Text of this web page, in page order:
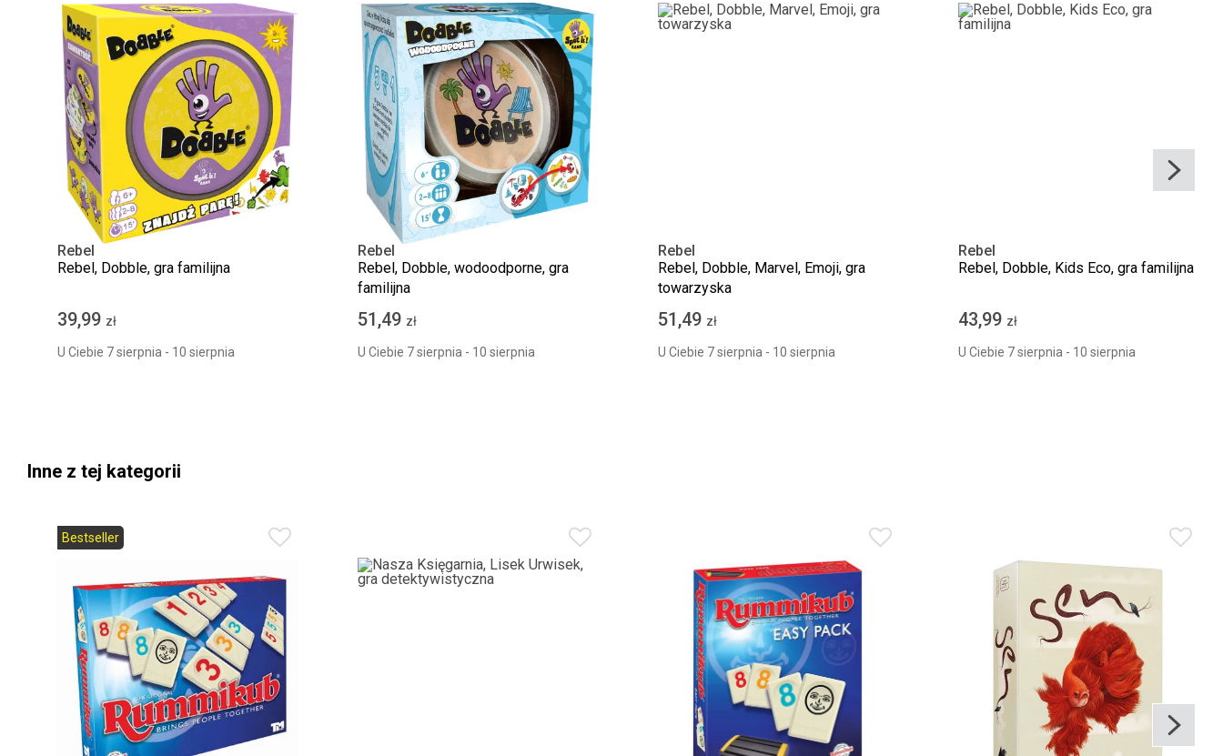
Rebel
Rebel, Dobble, gra familijna
39,99 zł
U Ciebie 7 sierpnia - 10 sierpnia
Rebel
Rebel, Dobble, wodoodporne, gra
familijna
51,49 zł
U Ciebie 7 sierpnia - 10 sierpnia
Rebel
Rebel, Dobble, Marvel, Emoji, gra
towarzyska
51,49 zł
U Ciebie 7 sierpnia - 10 sierpnia
Rebel
Rebel, Dobble, Kids Eco, gra familijna
43,99 zł
U Ciebie 7 sierpnia - 10 sierpnia
Inne z tej kategorii
Bestseller